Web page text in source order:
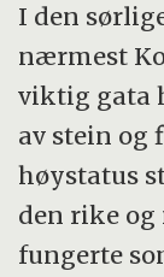
I den
nærmest
viktig gata
av stein og
høystatus
den rike og
fungerte